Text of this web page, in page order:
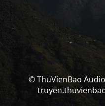
© ThuVienBao